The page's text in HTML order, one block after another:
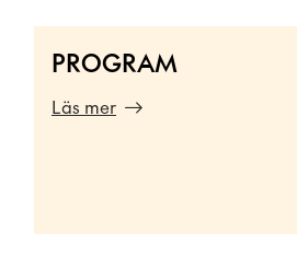
PROGRAM
Läs mer